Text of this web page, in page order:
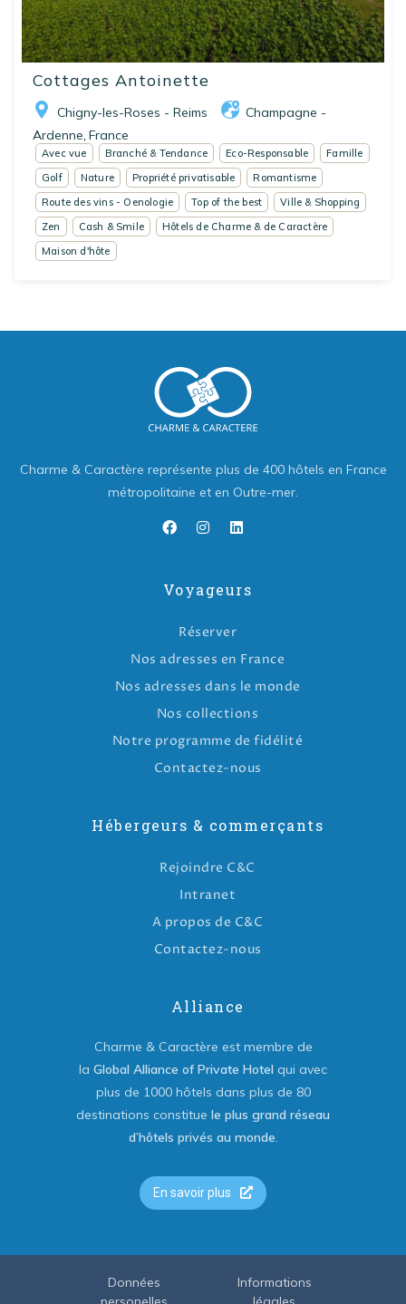
Cottages Antoinette
Chigny-les-Roses - Reims
Champagne -
Ardenne France
Avec vue Branché & Tendance Eco-Responsable
Famille
Golf
Nature Propriété privatisable
Romantisme
Route des vins - Oenologie
Top of the best
Ville & Shopping
Zen
Cash & Smile
Hôtels de Charme & de Caractère
Maison d'hôte
Charme & Caractère représente plus de 400 hôtels en France
métropolitaine et en Outre-mer.
Voyageurs
Réserver
Nos adresses en France
Nos adresses dans le monde
Nos collections
Notre programme de fidélité
Contactez-nous
Hébergeurs & commerçants
Rejoindre C&C
Intranet
A propos de C&C
Contactez-nous
Alliance
Charme & Caractère est membre de
la Global Alliance of Private Hotel qui avec
plus de 1000 hôtels dans plus de 80
destinations constitue le plus grand réseau
d’hôtels privés au monde.
En savoir plus
Données
Informations